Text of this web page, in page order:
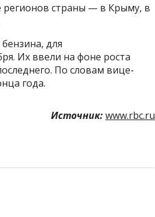
регионов страны — в Крыму, в
для
Их ввели на фоне роста
По словам вице-
года.
Источник:www.rbc.ru